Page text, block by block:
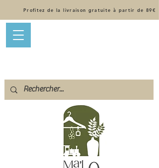
Profitez de la livraison gratuite à partir de 89€